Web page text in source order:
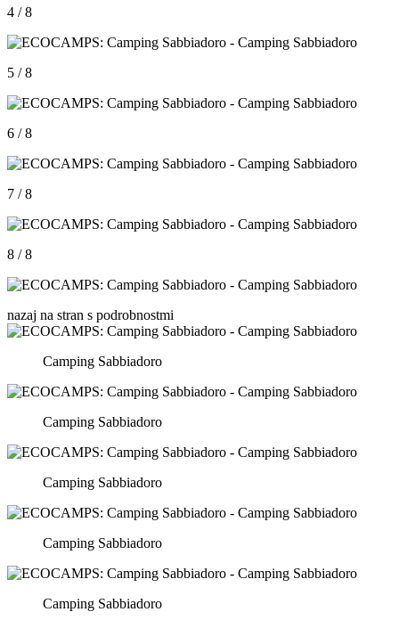
4 / 8
5 / 8
6 / 8
7 / 8
8 / 8
nazaj na stran s podrobnostmi
Camping Sabbiadoro
Camping Sabbiadoro
Camping Sabbiadoro
Camping Sabbiadoro
Camping Sabbiadoro